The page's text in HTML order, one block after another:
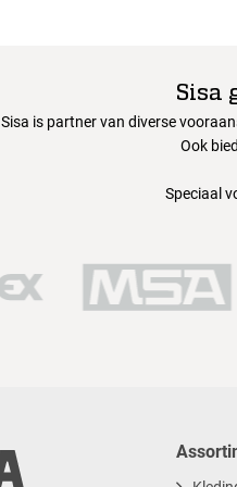
Sisa
Sisa is partner van diverse
Ook
Speciaal